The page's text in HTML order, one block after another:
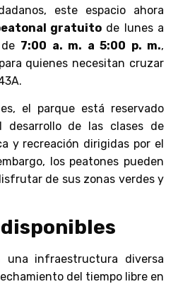
este espacio ahora
gratuito de lunes a
7:00 a. m. a 5:00 p. m.,
quienes necesitan cruzar
el parque está reservado
desarrollo de las clases de
y recreación dirigidas por el
los peatones pueden
de sus zonas verdes y
una infraestructura diversa
del tiempo libre en